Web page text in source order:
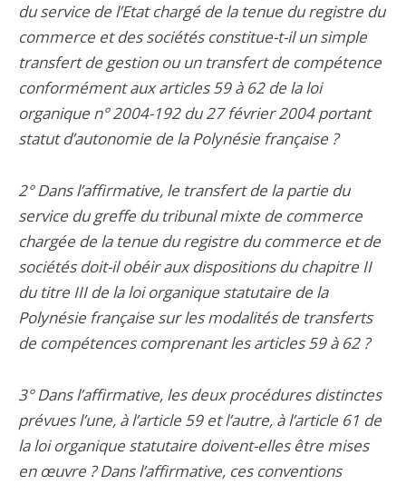
du service de l’Etat chargé de la tenue du registre du
commerce et des sociétés constitue-t-il un simple
transfert de gestion ou un transfert de compétence
conformément aux articles 59 à 62 de la loi
organique n° 2004-192 du 27 février 2004 portant
statut d’autonomie de la Polynésie française ?
2° Dans l’affirmative, le transfert de la partie du
service du greffe du tribunal mixte de commerce
chargée de la tenue du registre du commerce et de
sociétés doit-il obéir aux dispositions du chapitre II
du titre III de la loi organique statutaire de la
Polynésie française sur les modalités de transferts
de compétences comprenant les articles 59 à 62 ?
3° Dans l’affirmative, les deux procédures distinctes
prévues l’une, à l’article 59 et l’autre, à l’article 61 de
la loi organique statutaire doivent-elles être mises
en œuvre ? Dans l’affirmative, ces conventions